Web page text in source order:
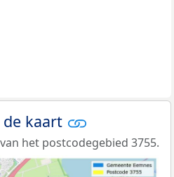
de kaart
het postcodegebied 3755.